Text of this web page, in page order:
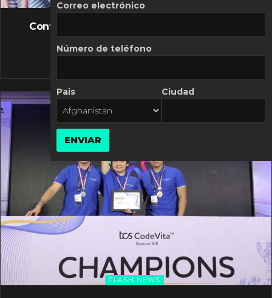
FLASH NEWS
Controversia de Mercado Libre por costos
10 MARZO, 2026
FLASH NEWS
Correo electrónico
Número de teléfono
Pais Ciudad
ENVIAR